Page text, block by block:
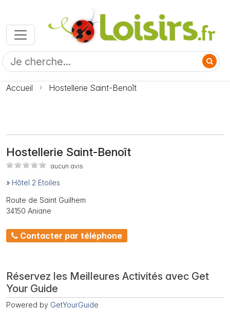
Accueil Hostellerie Saint-Benoît
Hostellerie Saint-Benoît
aucun avis
» Hôtel 2 Etoiles
Route de Saint Guilhem
34150 Aniane
Contacter par téléphone
Réservez les Meilleures Activités avec Get
Your Guide
Powered by GetYourGuide